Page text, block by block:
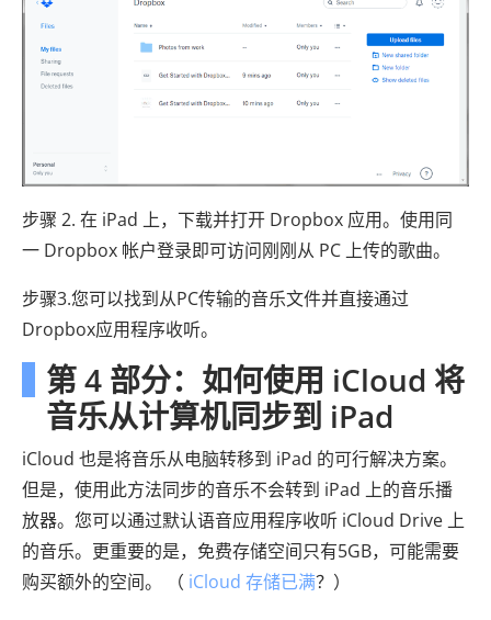
步骤 2. 在 iPad 上，下载并打开 Dropbox 应用。使用同
一 Dropbox 帐户登录即可访问刚刚从 PC 上传的歌曲。
步骤3.您可以找到从PC传输的音乐文件并直接通过
Dropbox应用程序收听。
第 4 部分：如何使用 iCloud 将
音乐从计算机同步到 iPad
iCloud 也是将音乐从电脑转移到 iPad 的可行解决方案。
但是，使用此方法同步的音乐不会转到 iPad 上的音乐播
放器。您可以通过默认语音应用程序收听 iCloud Drive 上
的音乐。更重要的是，免费存储空间只有5GB，可能需要
购买额外的空间。 （ iCloud 存储已满？）